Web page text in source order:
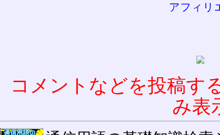
アフィリ
コメントなどを投稿す
み表